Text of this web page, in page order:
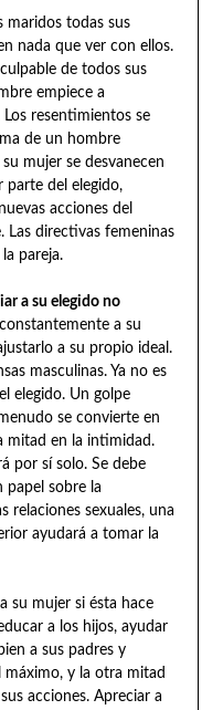
maridos todas sus
nada que ver con ellos.
de todos sus
empiece a
resentimientos se
de un hombre
mujer se desvanecen
del elegido,
acciones del
Las directivas femeninas
pareja.
a su elegido no
a su
a su propio ideal.
masculinas. Ya no es
elegido. Un golpe
se convierte en
mitad en la intimidad.
por sí solo. Se debe
papel sobre la
relaciones sexuales, una
ayudará a tomar la
su mujer si ésta hace
a los hijos, ayudar
a sus padres y
máximo, y la otra mitad
acciones. Apreciar a